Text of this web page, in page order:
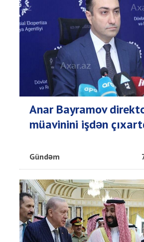
Anar Bayramov
müavinini işdən
Gündəm